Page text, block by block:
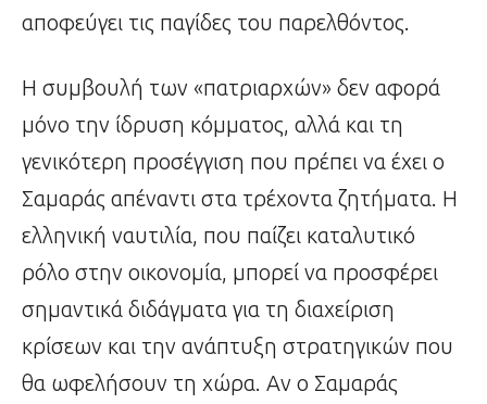
αποφεύγει τις παγίδες του παρελθόντος.
Η συμβουλή των «πατριαρχών» δεν αφορά
μόνο την ίδρυση κόμματος, αλλά και τη
γενικότερη προσέγγιση που πρέπει να έχει ο
Σαμαράς απέναντι στα τρέχοντα ζητήματα. Η
ελληνική ναυτιλία, που παίζει καταλυτικό
ρόλο στην οικονομία, μπορεί να προσφέρει
σημαντικά διδάγματα για τη διαχείριση
κρίσεων και την ανάπτυξη στρατηγικών που
θα ωφελήσουν τη χώρα. Αν ο Σαμαράς